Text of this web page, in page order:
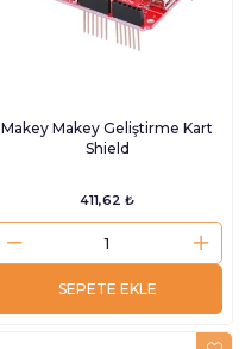
Makey Makey Geliştirme Kart
Shield
411,62 ₺
SEPETE EKLE